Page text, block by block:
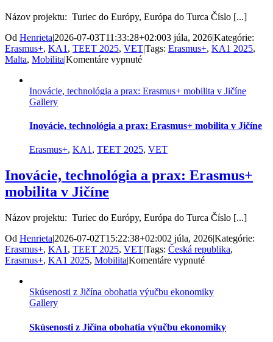
Názov projektu: Turiec do Európy, Európa do Turca Číslo [...]
Od Henrieta|2026-07-03T11:33:28+02:003 júla, 2026|Kategórie:
Erasmus+, KA1 , TEET 2025, VET|Tags: Erasmus+, KA1 2025,
Malta, Mobilita|Komentáre vypnuténa
po
žiaci
OA
v
zbierali
Malte
Inovácie, technológia a prax: Erasmus+ mobilita v Jičíne
Gallery
Inovácie, technológia a prax: Erasmus+ mobilita v Jičíne
Erasmus+, KA1, TEET 2025, VET
Inovácie, technológia a prax: Erasmus+
mobilita v Jičíne
Názov projektu: Turiec do Európy, Európa do Turca Číslo [...]
Od Henrieta|2026-07-02T15:22:38+02:002 júla, 2026|Kategórie:
Erasmus+, KA1 , TEET 2025, VET|Tags: Česká republika,
Erasmus+, KA1 2025, Mobilita|Komentáre vypnuténa
a
mobilita
Skúsenosti z Jičína obohatia výučbu ekonomiky
Gallery
Skúsenosti z Jičína obohatia výučbu ekonomiky